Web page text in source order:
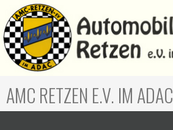
Zum
Inhalt
springen
AMC RETZEN E.V. IM ADAC